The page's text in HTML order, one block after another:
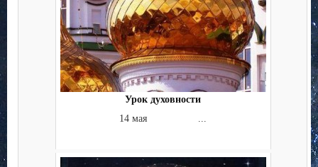
Урок духовности
14 мая ...